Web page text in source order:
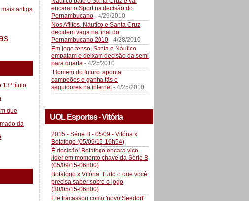
mais antiga
13º título
que
da
encarar o Sport na decisão do
Pernambucano - 4/29/2010
Nos Aflitos, Náutico e Santa Cruz
decidem vaga na final do
Pernambucano 2010 - 4/28/2010
Em jogo tenso, Santa e Náutico
empatam e deixam decisão da semi
para quarta - 4/25/2010
‘Homem do futuro’ aponta
campeões e ganha fãs e
seguidores na internet- 4/25/2010
UOL Esportes - Vitória
2015 - Série B - 05/09 - Vitória x
Botafogo (05/09/15-16h54)
É decisão! Botafogo encara vice-
líder em momento-chave da Série B
(05/09/15-06h00)
Botafogo x Vitória. Tudo o que você
precisa saber sobre o jogo
(30/05/15-06h00)
Ele fracassou como 'novo Seedorf'